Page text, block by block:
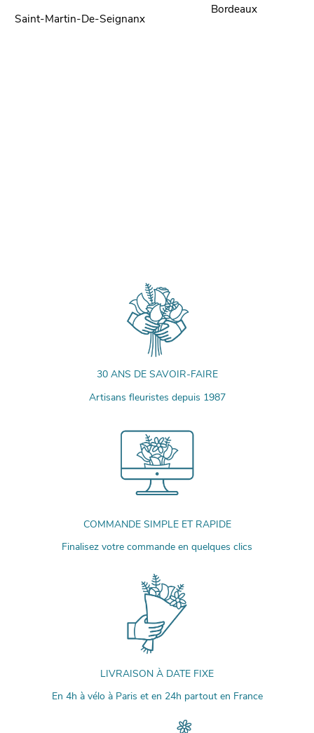
Saint-Martin-De-Seignanx
Bordeaux
30 ANS DE SAVOIR-FAIRE
Artisans fleuristes depuis 1987
COMMANDE SIMPLE ET RAPIDE
Finalisez votre commande en quelques clics
LIVRAISON À DATE FIXE
En 4h à vélo à Paris et en 24h partout en France